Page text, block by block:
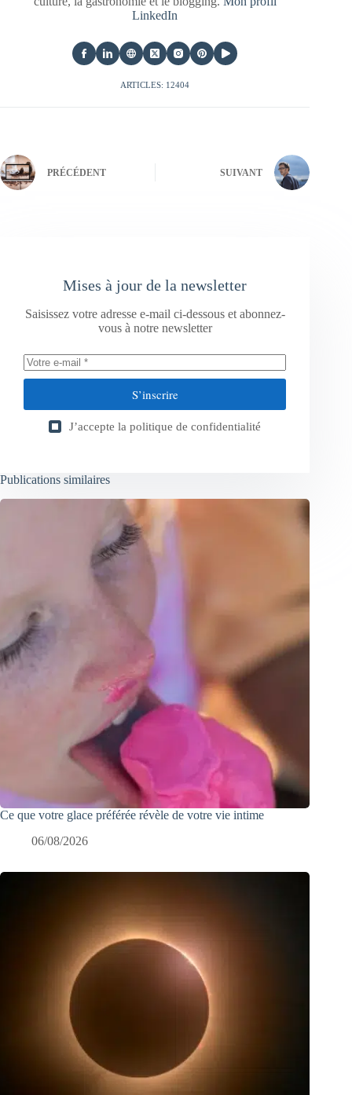
LinkedIn
ARTICLES: 12404
PRÉCÉDENT SUIVANT
Mises à jour de la newsletter
Saisissez votre adresse e-mail ci-dessous et abonnez-
vous à notre newsletter
S’inscrire
J’accepte la politique de confidentialité
Publications similaires
Ce que votre glace préférée révèle de votre vie intime
06/08/2026